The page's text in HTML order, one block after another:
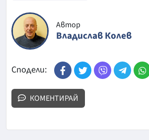
Автор
Владислав Колев
Сподели:
КОМЕНТИРАЙ